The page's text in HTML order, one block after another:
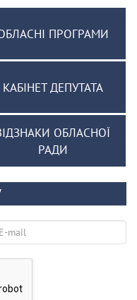
ПРОГРАМИ
КАБІНЕТ ДЕПУТАТА
ОБЛАСНОЇ
РАДИ